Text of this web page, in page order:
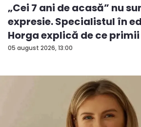
05 august 2026, 13:00
„Cei 7 ani de acasă” nu
expresie. Specialistul în
Horga explică de ce
baze...